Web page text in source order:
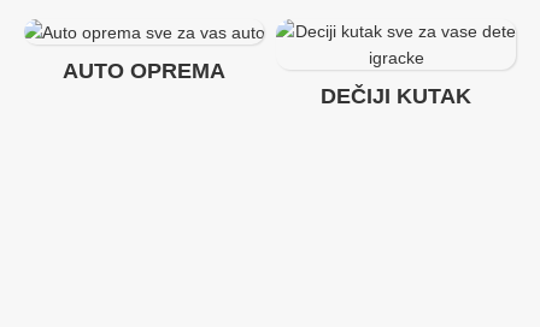
AUTO OPREMA
DEČIJI KUTAK